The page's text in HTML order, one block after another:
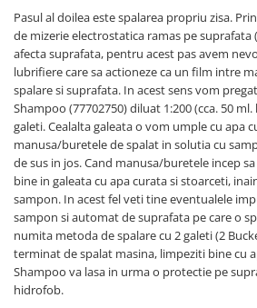
Pasul al doilea este spalarea propriu zisa.
de mizerie electrostatica ramas pe suprafata
afecta suprafata, pentru acest pas avem
lubrifiere care sa actioneze ca un film intre
spalare si suprafata. In acest sens vom
Shampoo (77702750) diluat 1:200 (cca. 50
galeti. Cealalta galeata o vom umple cu apa
manusa/buretele de spalat in solutia cu
de sus in jos. Cand manusa/buretele incep
bine in galeata cu apa curata si stoarceti,
sampon. In acest fel veti tine eventualele
sampon si automat de suprafata pe care o
numita metoda de spalare cu 2 galeti (2
terminat de spalat masina, limpeziti bine cu
Shampoo va lasa in urma o protectie pe
hidrofob.